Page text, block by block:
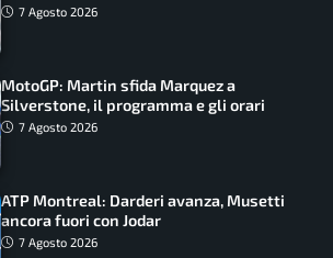
7 Agosto 2026
MotoGP: Martin sfida Marquez a
Silverstone, il programma e gli orari
7 Agosto 2026
ATP Montreal: Darderi avanza, Musetti
ancora fuori con Jodar
7 Agosto 2026